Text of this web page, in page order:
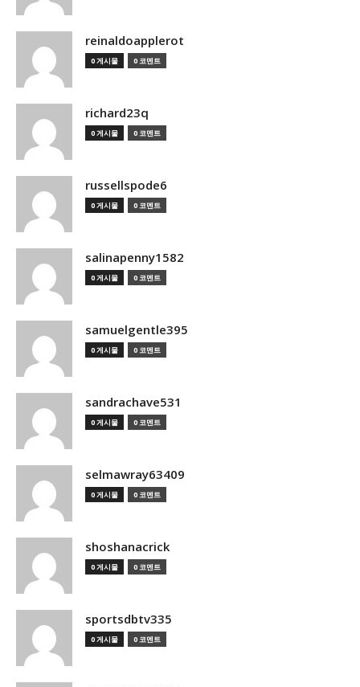
reinaldoapplerot
0 게시물 0 코멘트
richard23q
0 게시물 0 코멘트
russellspode6
0 게시물 0 코멘트
salinapenny1582
0 게시물 0 코멘트
samuelgentle395
0 게시물 0 코멘트
sandrachave531
0 게시물 0 코멘트
selmawray63409
0 게시물 0 코멘트
shoshanacrick
0 게시물 0 코멘트
sportsdbtv335
0 게시물 0 코멘트